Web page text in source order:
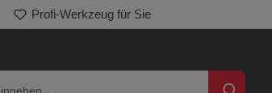
Profi-Werkzeug für Sie